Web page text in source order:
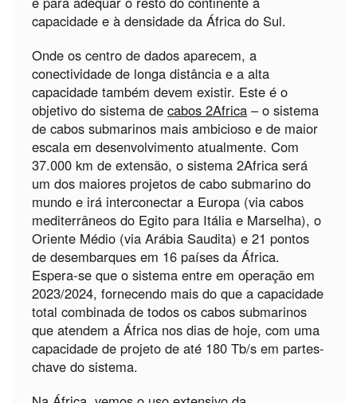
capacidade e à densidade da África do Sul.
Onde os centro de dados aparecem, a
conectividade de longa distância e a alta
capacidade também devem existir. Este é o
objetivo do sistema de cabos 2Africa – o sistema
de cabos submarinos mais ambicioso e de maior
escala em desenvolvimento atualmente. Com
37.000 km de extensão, o sistema 2Africa será
um dos maiores projetos de cabo submarino do
mundo e irá interconectar a Europa (via cabos
mediterrâneos do Egito para Itália e Marselha), o
Oriente Médio (via Arábia Saudita) e 21 pontos
de desembarques em 16 países da África.
Espera-se que o sistema entre em operação em
2023/2024, fornecendo mais do que a capacidade
total combinada de todos os cabos submarinos
que atendem a África nos dias de hoje, com uma
capacidade de projeto de até 180 Tb/s em partes-
chave do sistema.